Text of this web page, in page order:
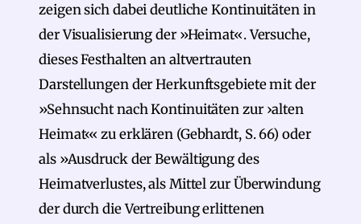
zeigen sich dabei deutliche Kontinuitäten in
der Visualisierung der »Heimat«. Versuche,
dieses Festhalten an altvertrauten
Darstellungen der Herkunftsgebiete mit der
»Sehnsucht nach Kontinuitäten zur ›alten
Heimat‹« zu erklären (Gebhardt, S. 66) oder
als »Ausdruck der Bewältigung des
Heimatverlustes, als Mittel zur Überwindung
der durch die Vertreibung erlittenen